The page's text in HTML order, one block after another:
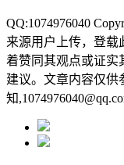
QQ:1074976040
来源用户上传，登载
着赞同其观点或证实
建议。文章内容仅供
知